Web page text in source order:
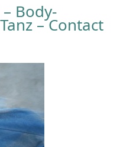
Body-
– Contact